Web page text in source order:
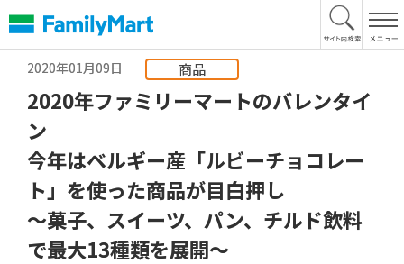
文
へ
2020年01月09日
商品
2020年ファミリーマートのバレンタイ
ン
今年はベルギー産「ルビーチョコレー
ト」を使った商品が目白押し
～菓子、スイーツ、パン、チルド飲料
で最大13種類を展開～